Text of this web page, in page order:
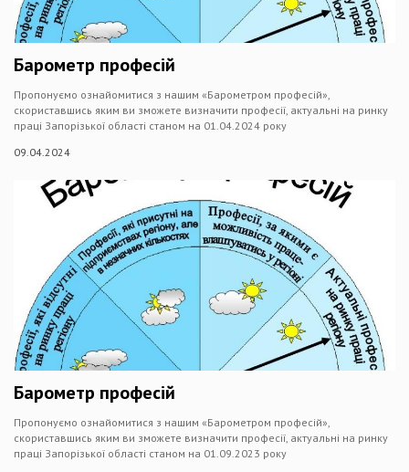
Барометр професій
Пропонуємо ознайомитися з нашим «Барометром професій»,
скориставшись яким ви зможете визначити професії, актуальні на ринку
праці Запорізької області станом на 01.04.2024 року
09.04.2024
Барометр професій
Пропонуємо ознайомитися з нашим «Барометром професій»,
скориставшись яким ви зможете визначити професії, актуальні на ринку
праці Запорізької області станом на 01.09.2023 року